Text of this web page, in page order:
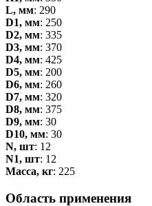
L, мм: 290
D1, мм: 250
D2, мм: 335
D3, мм: 370
D4, мм: 425
D5, мм: 200
D6, мм: 260
D7, мм: 320
D8, мм: 375
D9, мм: 30
D10, мм: 30
N, шт: 12
N1, шт: 12
Масса, кг: 225
Область применения